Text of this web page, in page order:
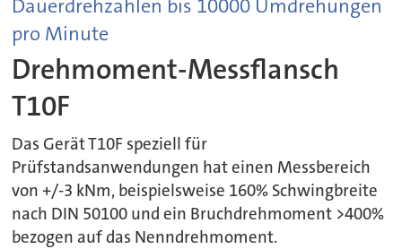
Dauerdrehzahlen bis 10000 Umdrehungen
pro Minute
Drehmoment-Messflansch
T10F
Das Gerät T10F speziell für
Prüfstandsanwendungen hat einen Messbereich
von +/-3 kNm, beispielsweise 160% Schwingbreite
nach DIN 50100 und ein Bruchdrehmoment >400%
bezogen auf das Nenndrehmoment.